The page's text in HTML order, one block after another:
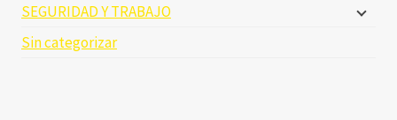
SEGURIDAD Y TRABAJO
Sin categorizar